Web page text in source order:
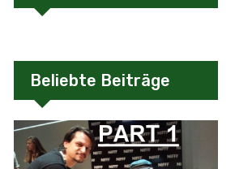
Beliebte Beiträge